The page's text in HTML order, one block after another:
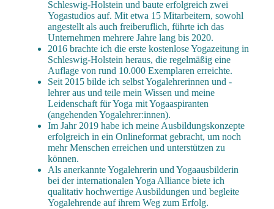
Schleswig-Holstein und baute erfolgreich zwei
Yogastudios auf. Mit etwa 15 Mitarbeitern, sowohl
angestellt als auch freiberuflich, führte ich das
Unternehmen mehrere Jahre lang bis 2020.
2016 brachte ich die erste kostenlose Yogazeitung in
Schleswig-Holstein heraus, die regelmäßig eine
Auflage von rund 10.000 Exemplaren erreichte.
Seit 2015 bilde ich selbst Yogalehrerinnen und -
lehrer aus und teile mein Wissen und meine
Leidenschaft für Yoga mit Yogaaspiranten
(angehenden Yogalehrer:innen).
Im Jahr 2019 habe ich meine Ausbildungskonzepte
erfolgreich in ein Onlineformat gebracht, um noch
mehr Menschen erreichen und unterstützen zu
können.
Als anerkannte Yogalehrerin und Yogaausbilderin
bei der internationalen Yoga Alliance biete ich
qualitativ hochwertige Ausbildungen und begleite
Yogalehrende auf ihrem Weg zum Erfolg.